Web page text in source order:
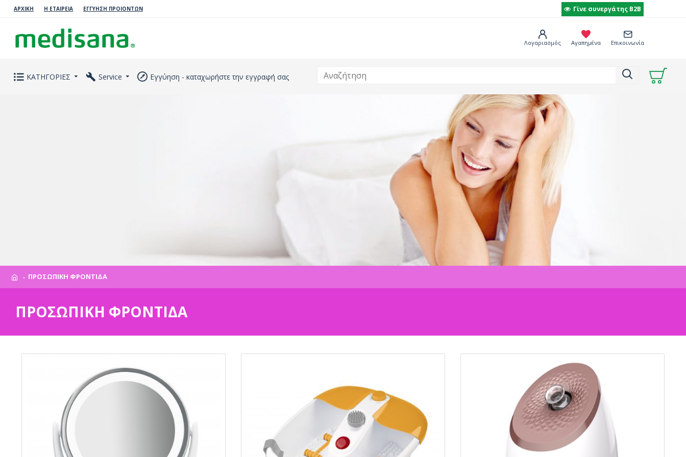
ΑΡΧΙΚΗ Η ΕΤΑΙΡΕΙΑ ΕΓΓΥΗΣΗ ΠΡΟΙΟΝΤΩΝ Γίνε συνεργάτης B2B
Λογαριασμός Αγαπημένα Επικοινωνία
ΚΑΤΗΓΟΡΙΕΣ Service Εγγύηση - καταχωρήστε την εγγραφή σας
ΠΡΟΣΩΠΙΚΗ ΦΡΟΝΤΙΔΑ
ΠΡΟΣΩΠΙΚΗ ΦΡΟΝΤΙΔΑ